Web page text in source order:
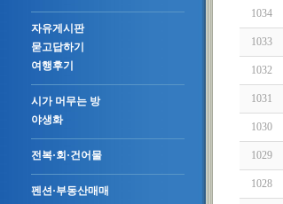
자유게시판
묻고답하기
여행후기
시가 머무는 방
야생화
전복·회·건어물
펜션·부동산매매
1034
1033
1032
1031
1030
1029
1028